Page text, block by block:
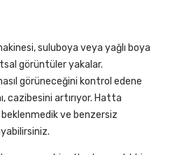
suluboya veya yağlı boya
görüntüler yakalar.
görüneceğini kontrol edene
cazibesini artırıyor. Hatta
ve benzersiz